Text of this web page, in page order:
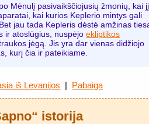
Mėnulį pasivaikščiojusių žmonių, kai jį
kai kurios Keplerio mintys gali
jau tada Kepleris dėstė amžinas
ir atoslūgius, nuspėjoekliptikos
jėgą. Jis yra dar vienas didžiojo
kurį čia ir pateikiame.
iš Levanijos Pabaiga
istorija